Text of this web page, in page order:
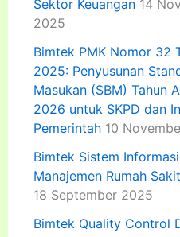
Sektor Keuangan 14
2025
Bimtek PMK Nomor 32
2025: Penyusunan
Masukan (SBM) Tahun
2026 untuk SKPD dan
Pemerintah 10
Bimtek Sistem Informasi
Manajemen Rumah
18 September 2025
Bimtek Quality Control